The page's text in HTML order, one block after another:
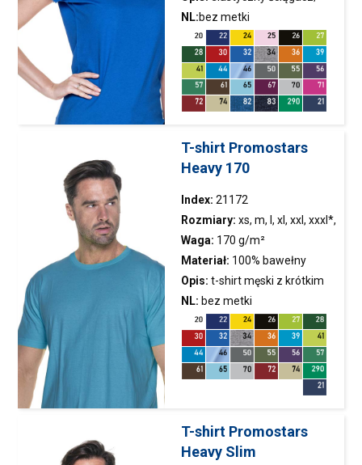
34: 90% bawełny półczesanej,
10% wiskozy; kolor 82, 83: 60%
bawełny półczesanej, 40%
poliestru
taśma wzmacniająca na
ramionach; podwójne
szwy,
koszulka objęta
certyfikatem OEKO-TEX
NL:bez metki
T-shirt Promostars
Heavy 170
Index: 21172
Rozmiary: xs, m, l, xl, xxl, xxxl*,
4xl
Waga: 170 g/m²
Materiał: 100% bawełny
półczesanej ring-spun; kolor
34: 90% bawełny półczesanej,
10% wiskozy; kolor 82, 83: 60%
bawełny półczesanej, 40%
poliestru
Opis: t-shirtmęski z krótkim
rękawem wykonany z dzianiny
single jersey;klasyczny
fason;materiał poddany
praniu enzymatycznemu,
dzięki czemu jest pozbawiony
NL: bez metki
T-shirt Promostars
Heavy Slim